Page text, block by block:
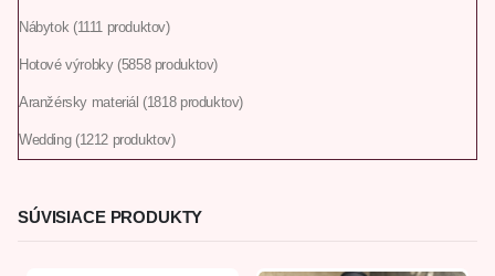
Nábytok 1111 produktov
Hotové výrobky 5858 produktov
Aranžérsky materiál 1818 produktov
Wedding 1212 produktov
SÚVISIACE PRODUKTY